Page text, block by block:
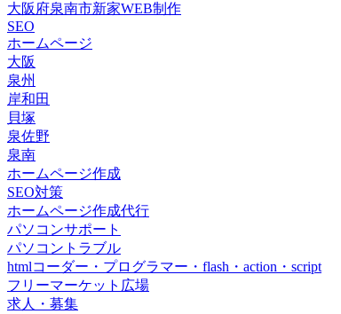
大阪府泉南市新家WEB制作
SEO
ホームページ
大阪
泉州
岸和田
貝塚
泉佐野
泉南
ホームページ作成
SEO対策
ホームページ作成代行
パソコンサポート
パソコントラブル
htmlコーダー・プログラマー・flash・action・script
フリーマーケット広場
求人・募集